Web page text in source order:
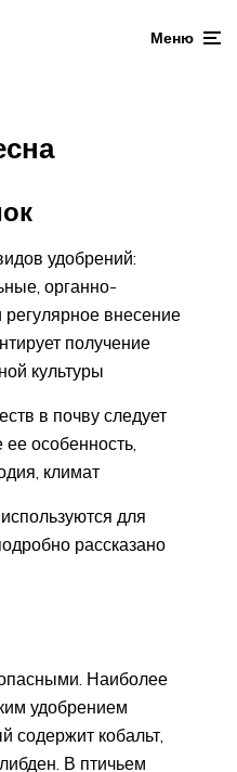
Меню
удобрений:
органно-
внесение
получение
культуры
в почву следует
особенность,
климат
для
рассказано
Наиболее
удобрением
содержит кобальт,
В птичьем